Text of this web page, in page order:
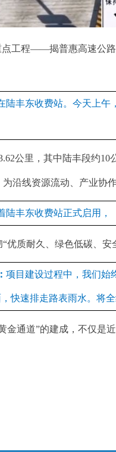
工程——揭普惠高速公路
陆丰东收费站。今天上
里，其中陆丰段约10
沿线资源流动、产业协
陆丰东收费站正式启用，
质耐久、绿色低碳、安
项目建设过程中，我们始
快速排走路表雨水。将
道”的建成，不仅是近